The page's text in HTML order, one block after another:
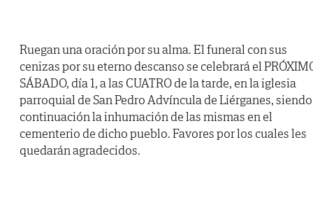
Ruegan una oración por su alma. El funeral con sus
cenizas por su eterno descanso se celebrará el
SÁBADO, día 1, a las CUATRO de la tarde, en la iglesia
parroquial de San Pedro Advíncula de Liérganes,
continuación la inhumación de las mismas en el
cementerio de dicho pueblo. Favores por los cuales les
quedarán agradecidos.